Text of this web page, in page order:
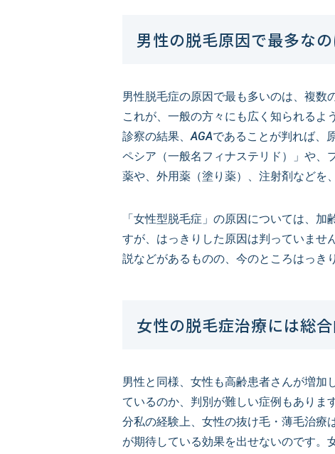
男性の脱毛原因で最多なの
男性脱毛症の原因で最も多いのは、複数
これが、一般の方々にも広く知られるよ
診察の結果、AGAであることが判れば、
ペシア（一般名フィナステリド）」や、
薬や、外用薬（塗り薬）、注射剤などを
「女性型脱毛症」の原因については、
すが、はっきりした原因は判っていませ
説などがあるものの、今のところはっき
女性の脱毛症治療には総
男性と同様、女性も高齢患者さんが増加
ているのか、判別が難しい症例もあります
分私の経験上、女性の抜け毛・薄毛治療
が期待している効果を出せないのです。